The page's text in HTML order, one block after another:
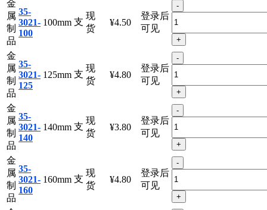
金
属
制
品
35-
3021-
100
100mm 支
现
货
¥4.50
登录后
可见
-
+
金
属
制
品
35-
3021-
125
125mm 支
现
货
¥4.80
登录后
可见
-
+
金
属
制
品
35-
3021-
140
140mm 支
现
货
¥3.80
登录后
可见
-
+
金
属
制
品
35-
3021-
160
160mm 支
现
货
¥4.80
登录后
可见
-
+